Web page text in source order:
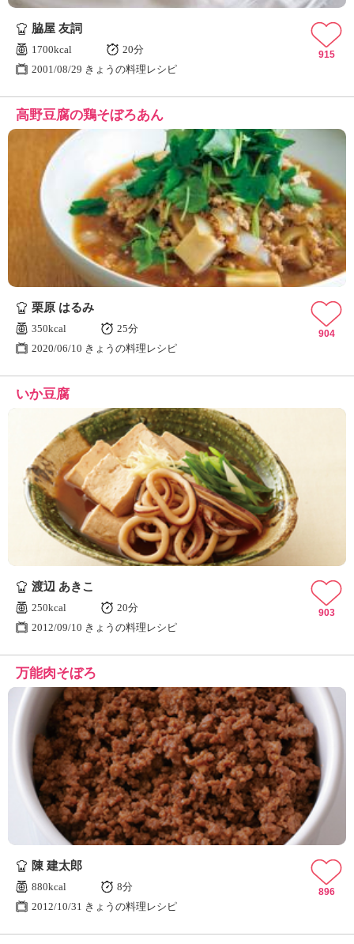
脇屋 友詞
1700kcal
20分
2001/08/29 きょうの料理レシピ
915
高野豆腐の鶏そぼろあん
栗原 はるみ
350kcal
25分
2020/06/10 きょうの料理レシピ
904
いか豆腐
渡辺 あきこ
250kcal
20分
2012/09/10 きょうの料理レシピ
903
万能肉そぼろ
陳 建太郎
880kcal
8分
2012/10/31 きょうの料理レシピ
896